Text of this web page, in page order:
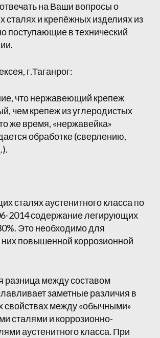
на Ваши вопросы о
и крепёжных изделиях из
поступающие в технический
г.Таганрог:
что нержавеющий крепеж
чем крепеж из углеродистых
же время, «нержавейка»
обработке (сверлению,
сталях аустенитного класса по
2014 содержание легирующих
Это необходимо для
них повышенной коррозионной
разница между составом
заметные различия в
свойствах между «обычными»
сталями и коррозионно-
аустенитного класса. При